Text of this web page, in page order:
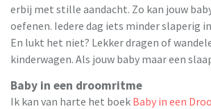
erbij met stille aandacht. Zo kan jouw
oefenen. Iedere dag iets minder slaperig
En lukt het niet? Lekker dragen of
kinderwagen. Als jouw baby maar een
Baby in een droomritme
Ik kan van harte het boek Baby in een